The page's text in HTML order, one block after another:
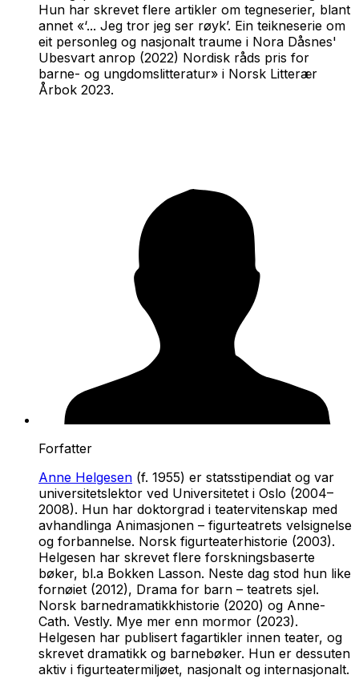
Hun har skrevet flere artikler om tegneserier, blant
annet «‘... Jeg tror jeg ser røyk’. Ein teikneserie om
eit personleg og nasjonalt traume i Nora Dåsnes'
Ubesvart anrop (2022) Nordisk råds pris for
barne- og ungdomslitteratur» i Norsk Litterær
Årbok 2023.
Forfatter
Anne Helgesen (f. 1955) er statsstipendiat og var
universitetslektor ved Universitetet i Oslo (2004–
2008). Hun har doktorgrad i teatervitenskap med
avhandlinga Animasjonen – figurteatrets velsignelse
og forbannelse. Norsk figurteaterhistorie (2003).
Helgesen har skrevet flere forskningsbaserte
bøker, bl.a Bokken Lasson. Neste dag stod hun like
fornøiet (2012), Drama for barn – teatrets sjel.
Norsk barnedramatikkhistorie (2020) og Anne-
Cath. Vestly. Mye mer enn mormor (2023).
Helgesen har publisert fagartikler innen teater, og
skrevet dramatikk og barnebøker. Hun er dessuten
aktiv i figurteatermiljøet, nasjonalt og internasjonalt.